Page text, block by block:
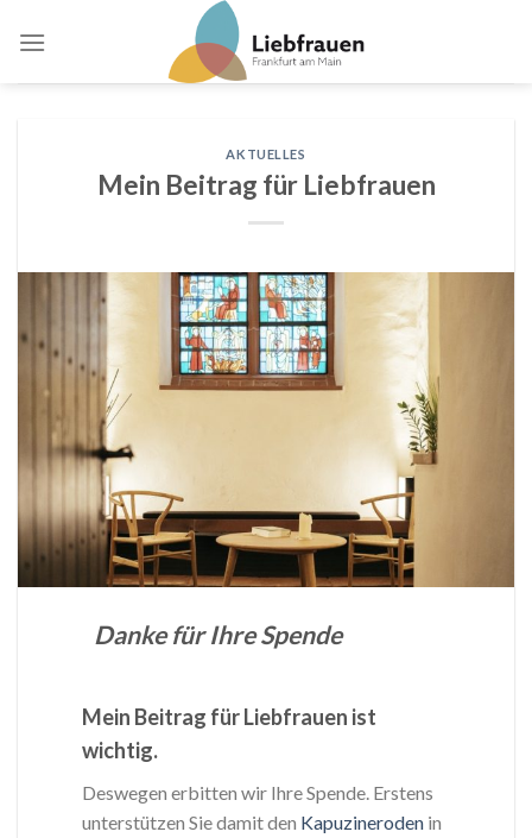
AKTUELLES
Mein Beitrag für Liebfrauen
Danke für Ihre Spende
Mein Beitrag für Liebfrauen ist
wichtig.
Deswegen erbitten wir Ihre Spende. Erstens
unterstützen Sie damit den Kapuzineroden in